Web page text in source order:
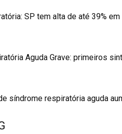
SP tem alta de até 39%
Aguda Grave: primeiros
síndrome respiratória aguda